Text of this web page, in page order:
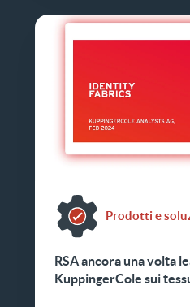
Prodotti e
RSA ancora una volta
KuppingerCole sui